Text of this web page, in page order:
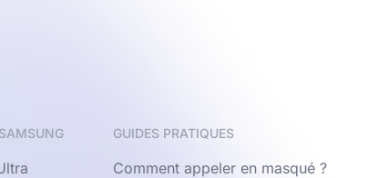
GUIDES PRATIQUES
Comment appeler en masqué ?